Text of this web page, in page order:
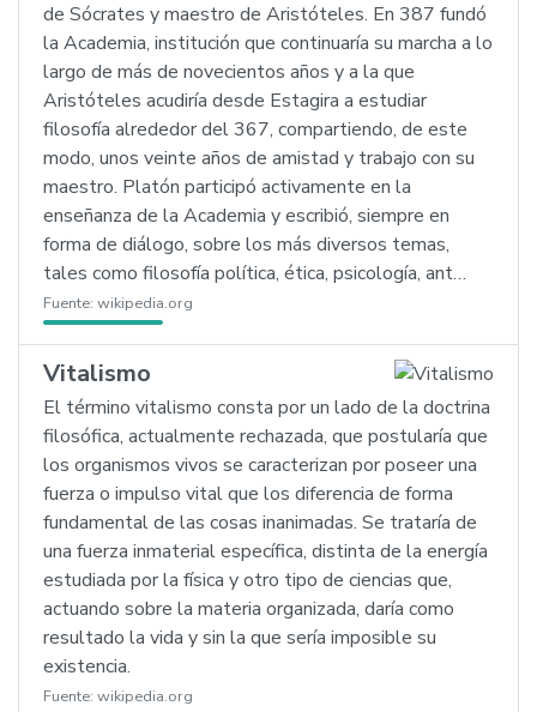
de Sócrates y maestro de Aristóteles. En 387 fundó
la Academia, institución que continuaría su marcha a lo
largo de más de novecientos años y a la que
Aristóteles acudiría desde Estagira a estudiar
filosofía alrededor del 367, compartiendo, de este
modo, unos veinte años de amistad y trabajo con su
maestro. Platón participó activamente en la
enseñanza de la Academia y escribió, siempre en
forma de diálogo, sobre los más diversos temas,
tales como filosofía política, ética, psicología, ant…
Fuente: wikipedia.org
Vitalismo
El término vitalismo consta por un lado de la doctrina
filosófica, actualmente rechazada, que postularía que
los organismos vivos se caracterizan por poseer una
fuerza o impulso vital que los diferencia de forma
fundamental de las cosas inanimadas. Se trataría de
una fuerza inmaterial específica, distinta de la energía
estudiada por la física y otro tipo de ciencias que,
actuando sobre la materia organizada, daría como
resultado la vida y sin la que sería imposible su
existencia.
Fuente: wikipedia.org